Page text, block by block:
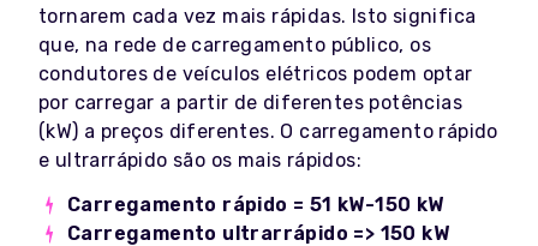
tornarem cada vez mais rápidas. Isto significa
que, na rede de carregamento público, os
condutores de veículos elétricos podem optar
por carregar a partir de diferentes potências
(kW) a preços diferentes. O carregamento rápido
e ultrarrápido são os mais rápidos:
Carregamento rápido = 51 kW-150 kW
Carregamento ultrarrápido => 150 kW